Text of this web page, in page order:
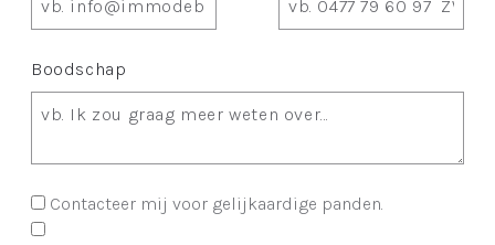
Boodschap
Contacteer mij voor gelijkaardige panden.